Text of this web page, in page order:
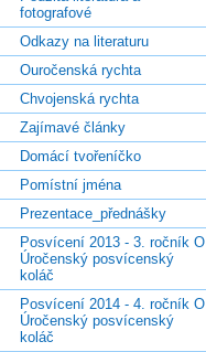
fotografové
Odkazy na literaturu
Ouročenská rychta
Chvojenská rychta
Zajímavé články
Domácí tvořeníčko
Pomístní jména
Prezentace_přednášky
Posvícení 2013 - 3. ročník O
Úročenský posvícenský
koláč
Posvícení 2014 - 4. ročník O
Úročenský posvícenský
koláč